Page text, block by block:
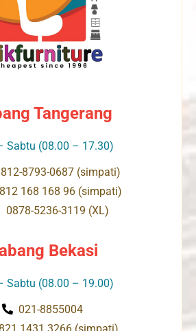
Tangerang
Sabtu (08.00 – 17.30)
8793-0687 (simpati)
168 168 96 (simpati)
0878-5236-3119 (XL)
Bekasi
Sabtu (08.00 – 19.00)
021-8855004